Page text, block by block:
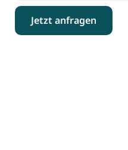
Jetzt anfragen